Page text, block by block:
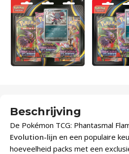
Beschrijving
De Pokémon TCG: Phantasmal
Evolution-lijn en een populaire
hoeveelheid packs met een